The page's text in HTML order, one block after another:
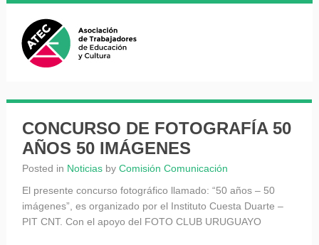
CONCURSO DE FOTOGRAFÍA 50
AÑOS 50 IMÁGENES
Posted in Noticiasby Comisión Comunicación
El presente concurso fotográfico llamado: “50 años – 50
imágenes”, es organizado por el Instituto Cuesta Duarte –
PIT CNT. Con el apoyo del FOTO CLUB URUGUAYO